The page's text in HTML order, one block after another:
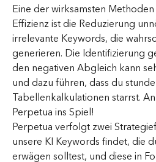
Eine der wirksamsten
Effizienz ist die Reduzierung
irrelevante Keywords, die
generieren. Die Identifizierung
den negativen Abgleich kann
und dazu führen, dass du
Tabellenkalkulationen starrst.
Perpetua ins Spiel!
Perpetua verfolgt zwei
unsere KI Keywords findet, die
erwägen solltest, und diese in